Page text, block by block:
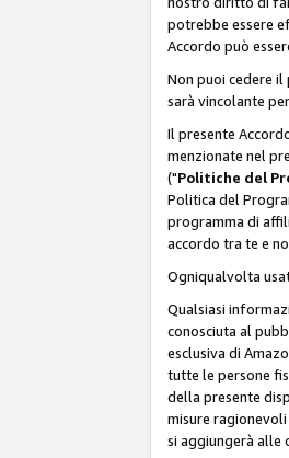
potrebbe essere
Accordo può
Non puoi cedere
sarà vincolante
Il presente
menzionate nel
("Politiche del
Politica del
programma di
accordo tra te e
Ogniqualvolta
Qualsiasi
conosciuta al
esclusiva di
tutte le persone
della presente
misure
si aggiungerà alle